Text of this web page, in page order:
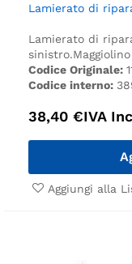
Lamierato di
Lamierato di
sinistro.
Codice Originale:
Codice interno:
38,40 €IVA
Aggiungi alla